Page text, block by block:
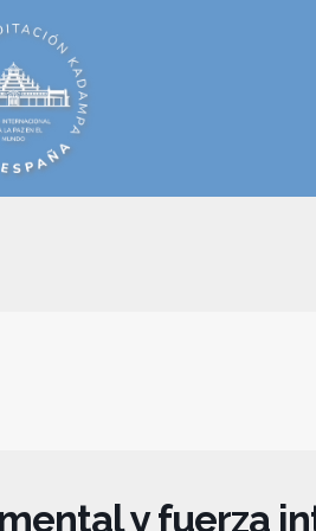
y fuerza